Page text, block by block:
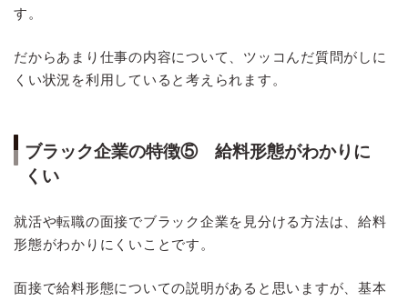
す。
だからあまり仕事の内容について、ツッコんだ質問がしに
くい状況を利用していると考えられます。
ブラック企業の特徴⑤ 給料形態がわかりに
くい
就活や転職の面接でブラック企業を見分ける方法は、給料
形態がわかりにくいことです。
面接で給料形態についての説明があると思いますが、基本